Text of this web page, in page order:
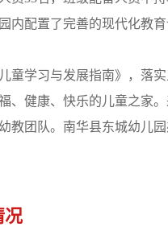
内配置了完善的现代化教
童学习与发展指南》，落
健康、快乐的儿童之家
教团队。南华县东城幼儿
况